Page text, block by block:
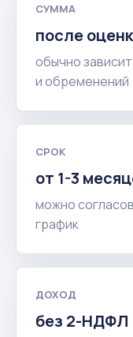
СУММА
после
обычно
и обременений
СРОК
от 1-3
можно
график
ДОХОД
без 2-НДФЛ